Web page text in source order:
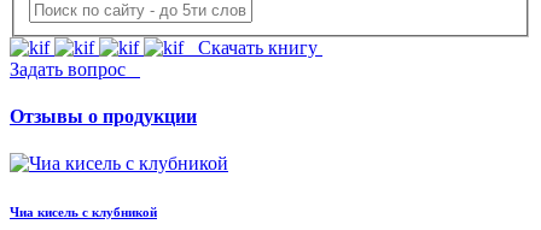
Скачать книгу
Задать вопрос
Отзывы о продукции
Чиа кисель с клубникой